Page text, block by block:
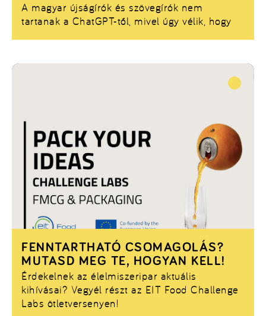
A magyar újságírók és szövegírók nem
tartanak a ChatGPT-től, mivel úgy vélik, hogy
az emberi kreativitást.
Érdekelnek az élelmiszeripar aktuális
kihívásai? Vegyél részt az EIT Food Challenge
Labs ötletversenyen!
FENNTARTHATÓ CSOMAGOLÁS?
MUTASD MEG TE, HOGYAN KELL!